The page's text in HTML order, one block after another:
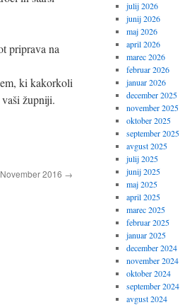
priprava na
ki kakorkoli
župniji.
November 2016 →
julij 2026
junij 2026
maj 2026
april 2026
marec 2026
februar 2026
januar 2026
december 2025
november 2025
oktober 2025
september 2025
avgust 2025
julij 2025
junij 2025
maj 2025
april 2025
marec 2025
februar 2025
januar 2025
december 2024
november 2024
oktober 2024
september 2024
avgust 2024